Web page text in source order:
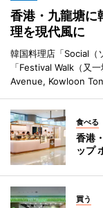
香港・九龍塘
理を現代風に
韓国料理店「Social（
「Festival Walk（又
Avenue, Kowloon
食べる
香港
ップ
買う